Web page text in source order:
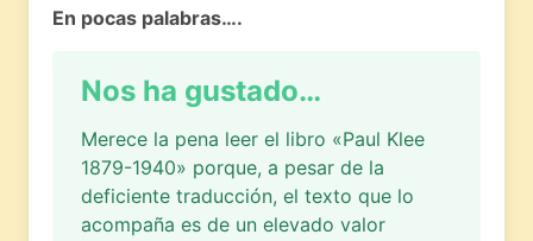
En pocas palabras….
Nos ha gustado…
Merece la pena leer el libro «Paul Klee
1879-1940» porque, a pesar de la
deficiente traducción, el texto que lo
acompaña es de un elevado valor